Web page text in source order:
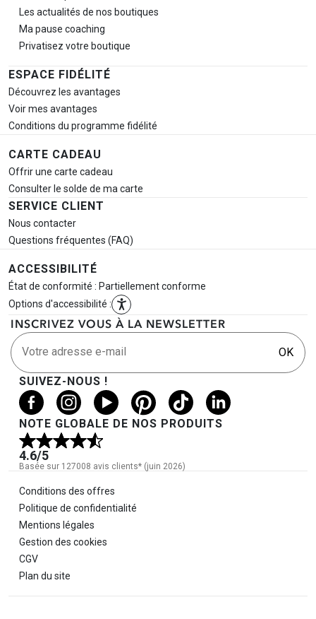
Les actualités de nos boutiques
Ma pause coaching
Privatisez votre boutique
ESPACE FIDÉLITÉ
Découvrez les avantages
Voir mes avantages
Conditions du programme fidélité
CARTE CADEAU
Offrir une carte cadeau
Consulter le solde de ma carte
SERVICE CLIENT
Nous contacter
Questions fréquentes (FAQ)
ACCESSIBILITÉ
État de conformité : Partiellement conforme
Options d'accessibilité :
INSCRIVEZ VOUS À LA NEWSLETTER
Votre adresse e-mail OK
SUIVEZ-NOUS !
NOTE GLOBALE DE NOS PRODUITS
4.6/5
Basée sur 127008 avis clients* (juin 2026)
Informations légales
Conditions des offres
Politique de confidentialité
Mentions légales
Gestion des cookies
CGV
Plan du site